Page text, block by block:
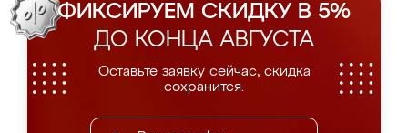
ФИКСИРУЕМ СКИДКУ В 5%
ДО КОНЦА АВГУСТА
Оставьте заявку сейчас, скидка
сохранится.